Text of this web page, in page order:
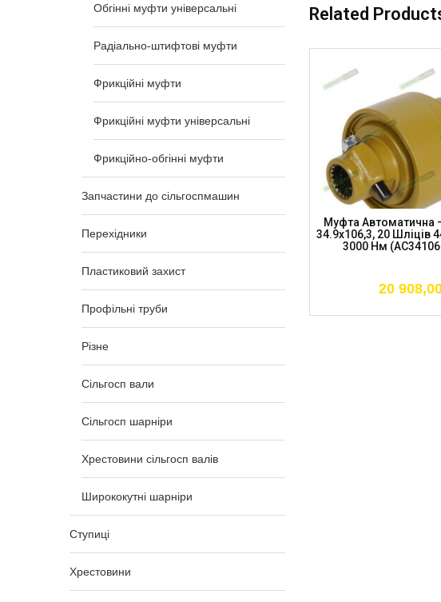
Обгінні муфти універсальні
Радіально-штифтові муфти
Фрикційні муфти
Фрикційні муфти універсальні
Фрикційно-обгінні муфти
Запчастини до сільгоспмашин
Перехідники
Пластиковий захист
Профільні труби
Різне
Сільгосп вали
Сільгосп шарніри
Хрестовини сільгосп валів
Ширококутні шарніри
Ступиці
Хрестовини
Related
27х74,6, 21 Шліц 34.9 Мм (1 3/8”), 1600
22 756,00₴
Муфта Автоматична
34.9х106,3, 20 Шліців
3000 Нм
20